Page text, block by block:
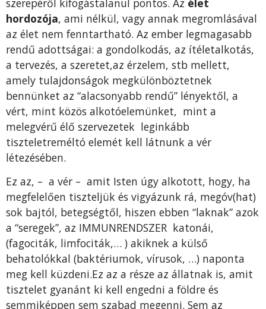
szerepéről kifogástalanul pontos. Az élet
hordozója, ami nélkül, vagy annak megromlásával
az élet nem fenntartható. Az ember legmagasabb
rendű adottságai: a gondolkodás, az ítéletalkotás,
a tervezés, a szeretet,az érzelem, stb mellett,
amely tulajdonságok megkülönböztetnek
bennünket az “alacsonyabb rendű” lényektől, a
vért, mint közös alkotóelemünket, mint a
melegvérű élő szervezetek leginkább
tiszteletreméltó elemét kell látnunk a vér
létezésében.
Ez az, – a vér – amit Isten úgy alkotott, hogy, ha
megfelelően tiszteljük és vigyázunk rá, megóv(hat)
sok bajtól, betegségtől, hiszen ebben “laknak” azok
a “seregek”, az IMMUNRENDSZER katonái,
(fagociták, limfociták,… ) akiknek a külső
behatolókkal (baktériumok, vírusok, …) naponta
meg kell küzdeni.Ez az a része az állatnak is, amit
tisztelet gyanánt ki kell engedni a földre és
semmiképpen sem szabad megenni. Sem az